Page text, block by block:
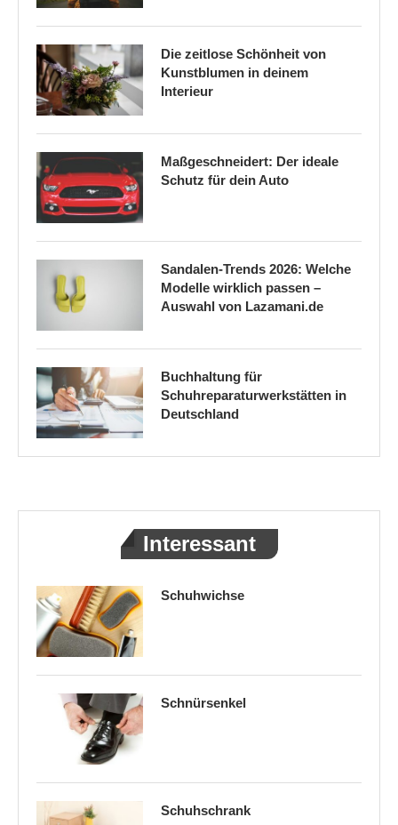
Die zeitlose Schönheit von
Kunstblumen in deinem
Interieur
Maßgeschneidert: Der ideale
Schutz für dein Auto
Sandalen-Trends 2026: Welche
Modelle wirklich passen –
Auswahl von Lazamani.de
Buchhaltung für
Schuhreparaturwerkstätten in
Deutschland
Interessant
Schuhwichse
Schnürsenkel
Schuhschrank